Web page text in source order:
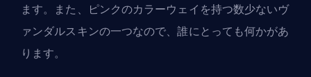
ます。また、ピンクのカラーウェイを持つ数少ないヴ
ァンダルスキンの一つなので、誰にとっても何かがあ
ります。